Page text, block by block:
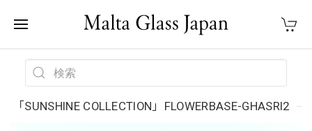
「SUNSHINE COLLECTION」FLOWERBASE-GHASRI2